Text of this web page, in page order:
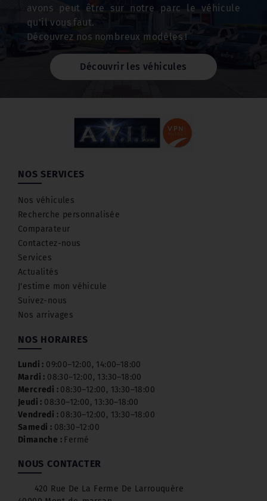
avons peut être sur notre parc le véhicule
qu'il vous faut.
Découvrez nos nombreux modèles !
Découvrir les véhicules
NOS SERVICES
Nos véhicules
Recherche personnalisée
Comparateur
Contactez-nous
Services
Actualités
J'estime mon véhicule
Suivez-nous
Nos arrivages
NOS HORAIRES
Lundi : 09:00–12:00, 14:00–18:00
Mardi : 08:30–12:00, 13:30–18:00
Mercredi : 08:30–12:00, 13:30–18:00
Jeudi : 08:30–12:00, 13:30–18:00
Vendredi : 08:30–12:00, 13:30–18:00
Samedi : 08:30–12:00
Dimanche : Fermé
NOUS CONTACTER
420 Rue De La Ferme De Larrouquère